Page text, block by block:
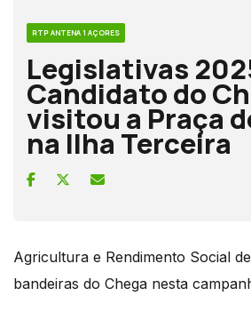
RTP ANTENA 1 AÇORES
Legislativas
Candidato do
visitou a Praça
na Ilha Terceira
Agricultura e Rendimento Social
bandeiras do Chega nesta